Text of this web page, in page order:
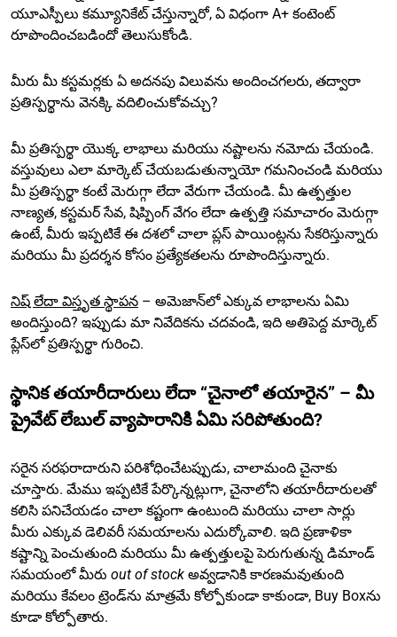
యూఎస్పీలు కమ్యూనికేట్ చేస్తున్నారో, ఏ విధంగా A+ కంటెంట్
రూపొందించబడిందో తెలుసుకోండి.
మీరు మీ కస్టమర్లకు ఏ అదనపు విలువను అందించగలరు, తద్వారా
ప్రతిస్పర్థాను వెనక్కి వదిలించుకోవచ్చు?
మీ ప్రతిస్పర్థా యొక్క లాభాలు మరియు నష్టాలను నమోదు చేయండి.
వస్తువులు ఎలా మార్కెట్ చేయబడుతున్నాయో గమనించండి మరియు
మీ ప్రతిస్పర్థా కంటే మెరుగ్గా లేదా వేరుగా చేయండి. మీ ఉత్పత్తుల
నాణ్యత, కస్టమర్ సేవ, షిప్పింగ్ వేగం లేదా ఉత్పత్తి సమాచారం మెరుగ్గా
ఉంటే, మీరు ఇప్పటికే ఈ దశలో చాలా ప్లస్ పాయింట్లను సేకరిస్తున్నారు
మరియు మీ ప్రదర్శన కోసం ప్రత్యేకతలను రూపొందిస్తున్నారు.
నిష్ లేదా విస్తృత స్థాపన – అమెజాన్‌లో ఎక్కువ లాభాలను ఏమి
అందిస్తుంది? ఇప్పుడు మా నివేదికను చదవండి, ఇది అతిపెద్ద మార్కెట్
ప్లేస్‌లో ప్రతిస్పర్థా గురించి.
స్థానిక తయారీదారులు లేదా “చైనాలో తయారైన” – మీ
ప్రైవేట్ లేబుల్ వ్యాపారానికి ఏమి సరిపోతుంది?
సరైన సరఫరాదారుని పరిశోధించేటప్పుడు, చాలామంది చైనాకు
చూస్తారు. మేము ఇప్పటికే పేర్కొన్నట్లుగా, చైనాలోని తయారీదారులతో
కలిసి పనిచేయడం చాలా కష్టంగా ఉంటుంది మరియు చాలా సార్లు
మీరు ఎక్కువ డెలివరీ సమయాలను ఎదుర్కోవాలి. ఇది ప్రణాళికా
కష్టాన్ని పెంచుతుంది మరియు మీ ఉత్పత్తులపై పెరుగుతున్న డిమాండ్
సమయంలో మీరు out of stock అవ్వడానికి కారణమవుతుంది
మరియు కేవలం ట్రెండ్‌ను మాత్రమే కోల్పోకుండా కాకుండా, Buy Boxను
కూడా కోల్పోతారు.